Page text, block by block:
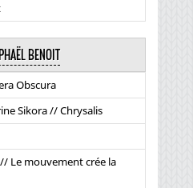
BENOIT
Obscura
Sikora // Chrysalis
Le mouvement crée la